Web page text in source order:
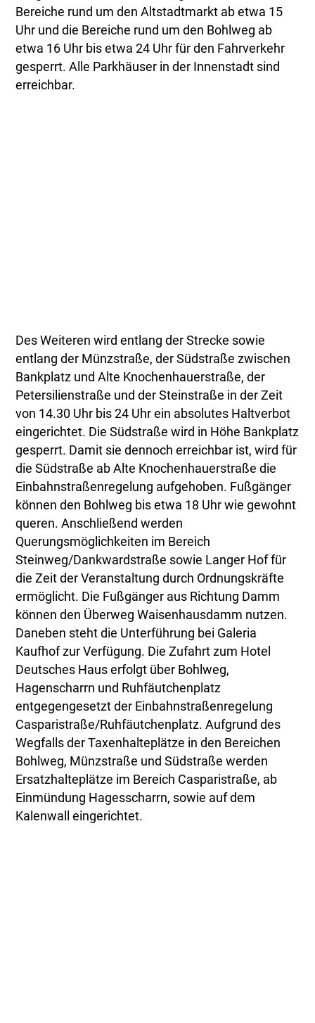
Bereiche rund um den Altstadtmarkt ab etwa 15
Uhr und die Bereiche rund um den Bohlweg ab
etwa 16 Uhr bis etwa 24 Uhr für den Fahrverkehr
gesperrt. Alle Parkhäuser in der Innenstadt sind
erreichbar.
Des Weiteren wird entlang der Strecke sowie
entlang der Münzstraße, der Südstraße zwischen
Bankplatz und Alte Knochenhauerstraße, der
Petersilienstraße und der Steinstraße in der Zeit
von 14.30 Uhr bis 24 Uhr ein absolutes Haltverbot
eingerichtet. Die Südstraße wird in Höhe Bankplatz
gesperrt. Damit sie dennoch erreichbar ist, wird für
die Südstraße ab Alte Knochenhauerstraße die
Einbahnstraßenregelung aufgehoben. Fußgänger
können den Bohlweg bis etwa 18 Uhr wie gewohnt
queren. Anschließend werden
Querungsmöglichkeiten im Bereich
Steinweg/Dankwardstraße sowie Langer Hof für
die Zeit der Veranstaltung durch Ordnungskräfte
ermöglicht. Die Fußgänger aus Richtung Damm
können den Überweg Waisenhausdamm nutzen.
Daneben steht die Unterführung bei Galeria
Kaufhof zur Verfügung. Die Zufahrt zum Hotel
Deutsches Haus erfolgt über Bohlweg,
Hagenscharrn und Ruhfäutchenplatz
entgegengesetzt der Einbahnstraßenregelung
Casparistraße/Ruhfäutchenplatz. Aufgrund des
Wegfalls der Taxenhalteplätze in den Bereichen
Bohlweg, Münzstraße und Südstraße werden
Ersatzhalteplätze im Bereich Casparistraße, ab
Einmündung Hagesscharrn, sowie auf dem
Kalenwall eingerichtet.